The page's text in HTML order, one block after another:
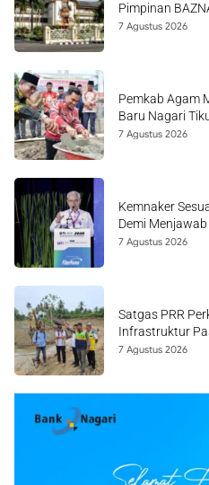
Pimpinan
7 Agustus 2026
Pemkab Agam
Baru Nagari
7 Agustus 2026
Kemnaker
Demi
7 Agustus 2026
Satgas PRR
Infrastruktur
7 Agustus 2026